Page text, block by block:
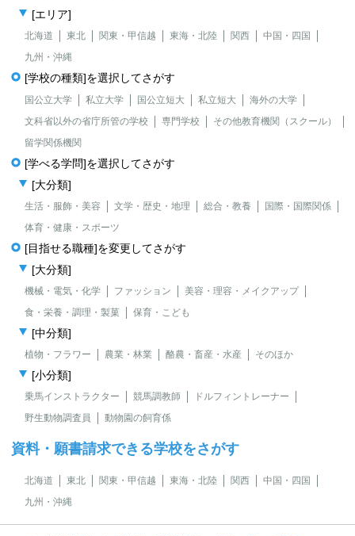
[エリア]
北海道 東北 関東・甲信越 東海・北陸 関西
中国・四国
九州・沖縄
[学校の種類]を選択してさがす
国公立大学 私立大学 国公立短大 私立短大
海外の大学
文科省以外の省庁所管の学校
専門学校
その他教育機関（スクール）
留学関係機関
[学べる学問]を選択してさがす
[大分類]
生活・服飾・美容 文学・歴史・地理 総合・教養
国際・国際関係
体育・健康・スポーツ
[目指せる職種]を変更してさがす
[大分類]
機械・電気・化学 ファッション
美容・理容・メイクアップ
食・栄養・調理・製菓
保育・こども
[中分類]
植物・フラワー 農業・林業 酪農・畜産・水産 そのほか
[小分類]
乗馬インストラクター 競馬調教師
ドルフィントレーナー
野生動物調査員
動物園の飼育係
資料・願書請求できる学校をさがす
北海道 東北 関東・甲信越 東海・北陸 関西
中国・四国
九州・沖縄